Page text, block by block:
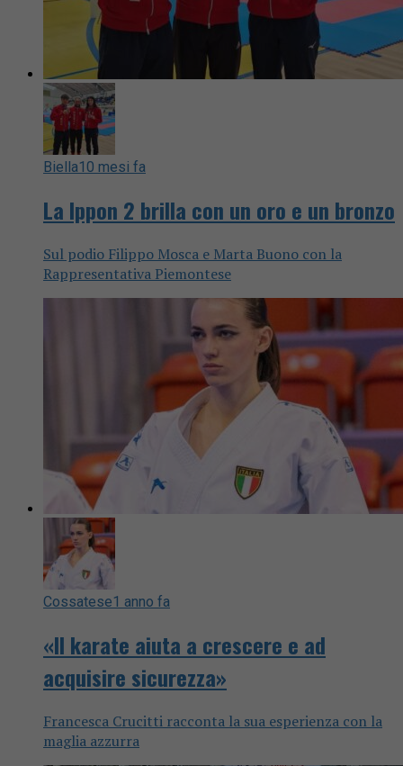
Biella10 mesi fa
La Ippon 2 brilla con un oro e un bronzo
Sul podio Filippo Mosca e Marta Buono con la
Rappresentativa Piemontese
Cossatese1 anno fa
«Il karate aiuta a crescere e ad
acquisire sicurezza»
Francesca Crucitti racconta la sua esperienza con la
maglia azzurra